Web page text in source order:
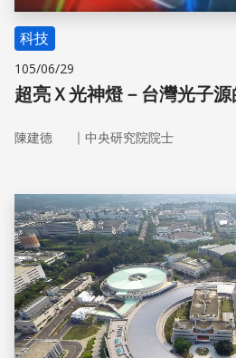
科技
105/06/29
超亮Ｘ光神燈－台灣光子
陳建德 ｜ 中央研究院院士